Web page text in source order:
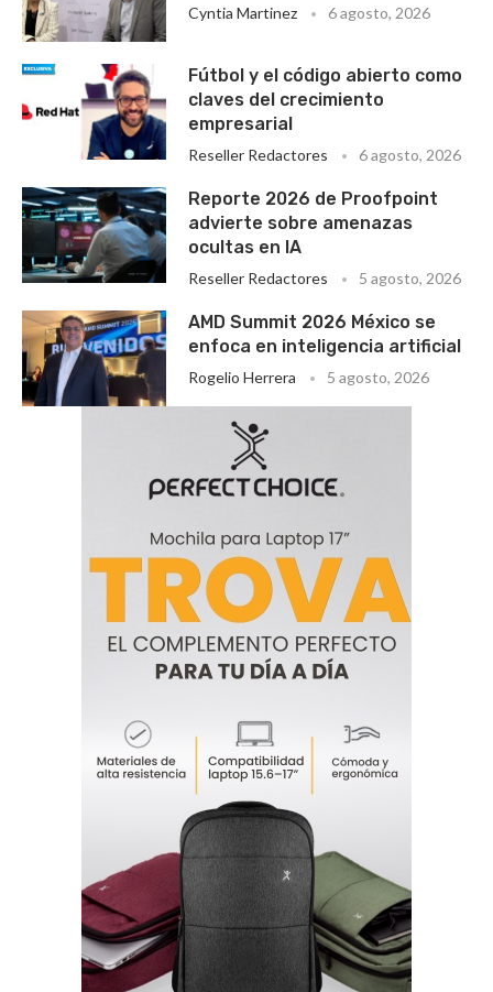
Cyntia Martinez 6 agosto, 2026
Fútbol y el código abierto como
claves del crecimiento
empresarial
Reseller Redactores 6 agosto, 2026
Reporte 2026 de Proofpoint
advierte sobre amenazas
ocultas en IA
Reseller Redactores 5 agosto, 2026
AMD Summit 2026 México se
enfoca en inteligencia artificial
Rogelio Herrera 5 agosto, 2026